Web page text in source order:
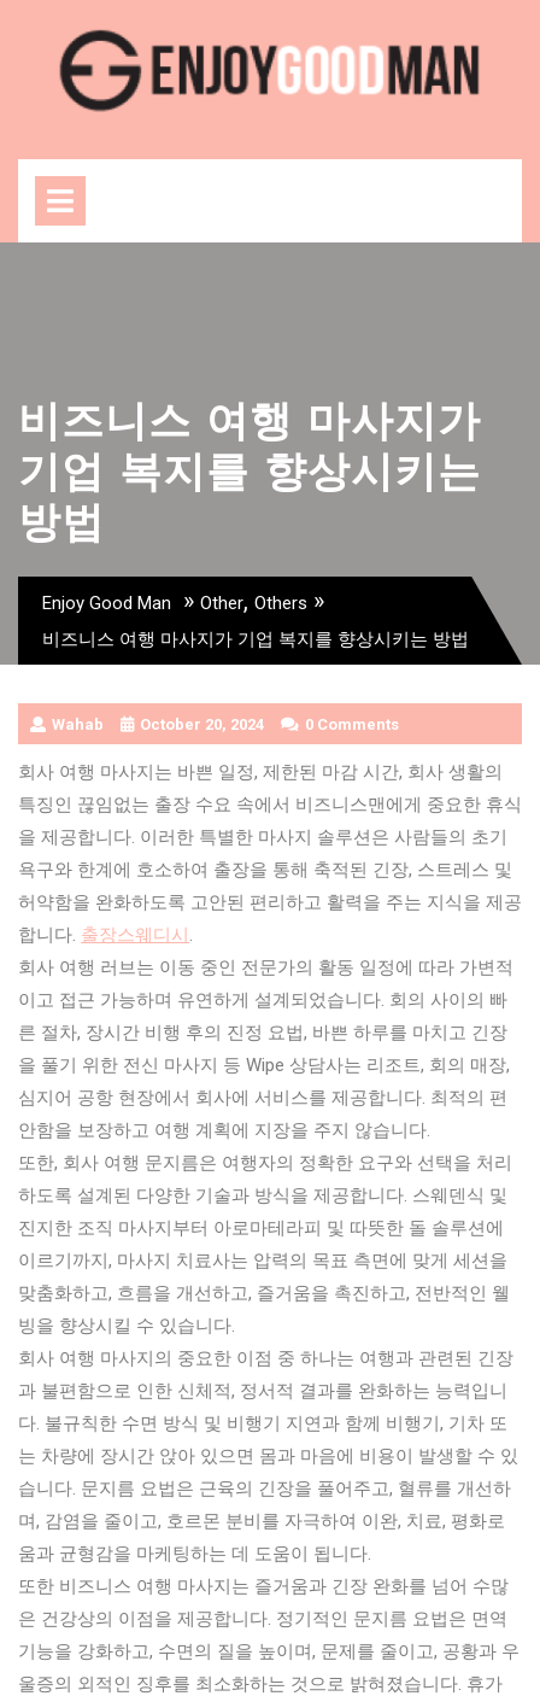
content
비즈니스 여행 마사지가
기업 복지를 향상시키는
방법
Enjoy Good Man » Other, Others »
비즈니스 여행 마사지가 기업 복지를 향상시키는 방법
Wahab October 20, 2024 0 Comments
회사 여행 마사지는 바쁜 일정, 제한된 마감 시간, 회사 생활의
특징인 끊임없는 출장 수요 속에서 비즈니스맨에게 중요한 휴식
을 제공합니다. 이러한 특별한 마사지 솔루션은 사람들의 초기
욕구와 한계에 호소하여 출장을 통해 축적된 긴장, 스트레스 및
허약함을 완화하도록 고안된 편리하고 활력을 주는 지식을 제공
합니다. 출장스웨디시.
회사 여행 러브는 이동 중인 전문가의 활동 일정에 따라 가변적
이고 접근 가능하며 유연하게 설계되었습니다. 회의 사이의 빠
른 절차, 장시간 비행 후의 진정 요법, 바쁜 하루를 마치고 긴장
을 풀기 위한 전신 마사지 등 Wipe 상담사는 리조트, 회의 매장,
심지어 공항 현장에서 회사에 서비스를 제공합니다. 최적의 편
안함을 보장하고 여행 계획에 지장을 주지 않습니다.
또한, 회사 여행 문지름은 여행자의 정확한 요구와 선택을 처리
하도록 설계된 다양한 기술과 방식을 제공합니다. 스웨덴식 및
진지한 조직 마사지부터 아로마테라피 및 따뜻한 돌 솔루션에
이르기까지, 마사지 치료사는 압력의 목표 측면에 맞게 세션을
맞춤화하고, 흐름을 개선하고, 즐거움을 촉진하고, 전반적인 웰
빙을 향상시킬 수 있습니다.
회사 여행 마사지의 중요한 이점 중 하나는 여행과 관련된 긴장
과 불편함으로 인한 신체적, 정서적 결과를 완화하는 능력입니
다. 불규칙한 수면 방식 및 비행기 지연과 함께 비행기, 기차 또
는 차량에 장시간 앉아 있으면 몸과 마음에 비용이 발생할 수 있
습니다. 문지름 요법은 근육의 긴장을 풀어주고, 혈류를 개선하
며, 감염을 줄이고, 호르몬 분비를 자극하여 이완, 치료, 평화로
움과 균형감을 마케팅하는 데 도움이 됩니다.
또한 비즈니스 여행 마사지는 즐거움과 긴장 완화를 넘어 수많
은 건강상의 이점을 제공합니다. 정기적인 문지름 요법은 면역
기능을 강화하고, 수면의 질을 높이며, 문제를 줄이고, 공황과 우
울증의 외적인 징후를 최소화하는 것으로 밝혀졌습니다. 휴가